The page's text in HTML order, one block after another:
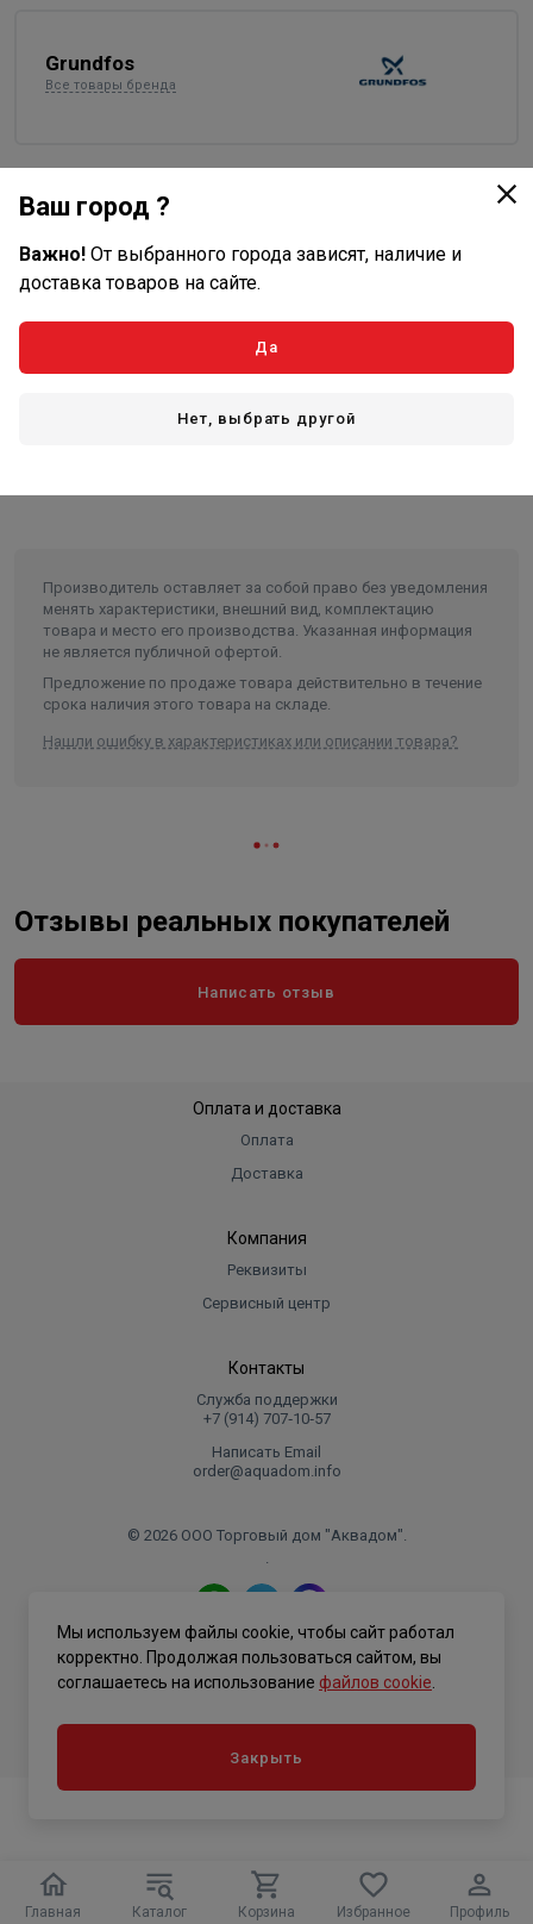
Главная Каталог Корзина Избранное Профиль
Grundfos
Все товары бренда
Описание
Цепь подъемная нержавеющей стали 6м
предназначена исключительно для подъёма и
погружения насосов в водоснабжении и
водоотведении.
Руководство по эксплуатации
Производитель оставляет за собой право без уведомления
менять характеристики, внешний вид, комплектацию
товара и место его производства. Указанная информация
не является публичной офертой.
Предложение по продаже товара действительно в течение
срока наличия этого товара на складе.
Нашли ошибку в характеристиках или описании товара?
Отзывы реальных покупателей
Написать отзыв
Оплата и доставка
Оплата
Доставка
Компания
Реквизиты
Сервисный центр
Контакты
Служба поддержки
+7 (914) 707‑10‑57
Написать Email
order@aquadom.info
© 2026 ООО Торговый дом "Аквадом".
.
Политика конфиденциальности
Ваш город ?
Важно! От выбранного города зависят, наличие и
доставка товаров на сайте.
Да
Нет, выбрать другой
Мы используем файлы cookie, чтобы сайт работал
корректно. Продолжая пользоваться сайтом, вы
соглашаетесь на использование файлов cookie
Закрыть